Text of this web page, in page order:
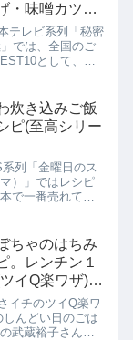
・味噌カツな
テレビ系列「秘密
では、全国のご
として、全
えてくれたので
炊き込みご飯
ピ(至高シリー
列「金曜日のス
）」ではレシピ
で一番売れてい
わ炊き込みご
くれたので...
ちゃのはちみ
。レンチン１
イQ楽ワザ)8
イチのツイQ楽ワ
んどい日のごは
武蔵裕子さんが